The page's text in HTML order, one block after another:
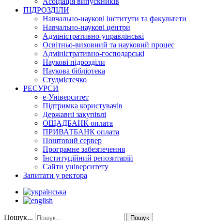
ПІДРОЗДІЛИ
Навчально-наукові інститути та факультети
Навчально-наукові центри
Адміністративно-управлінські
Освітньо-виховний та науковий процес
Адміністративно-господарські
Наукові підрозділи
Наукова бібліотека
Студмістечко
РЕСУРСИ
е-Університет
Підтримка користувачів
Державні закупівлі
ОЩАДБАНК оплата
ПРИВАТБАНК оплата
Поштовий сервер
Програмне забезпечення
Інституційний репозитарій
Сайти університету
Запитати у ректора
Пошук... Пошук